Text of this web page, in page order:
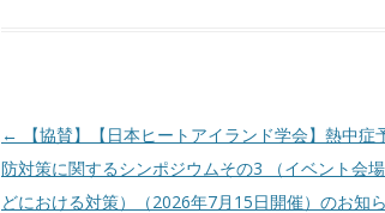
投稿ナビゲーション
←
【協賛】【日本ヒートアイランド学会】熱中症
防対策に関するシンポジウムその3 （イベント会
どにおける対策）（2026年7月15日開催）のお知